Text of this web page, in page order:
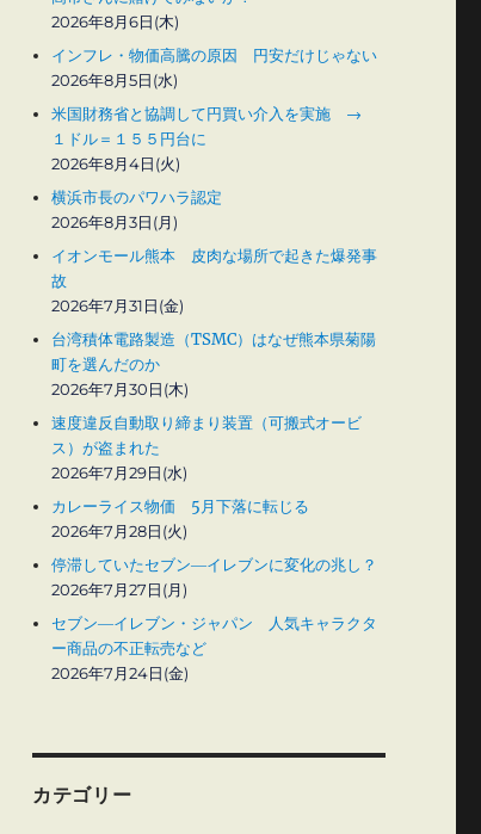
2026年8月6日(木)
インフレ・物価高騰の原因 円安だけじゃない
2026年8月5日(水)
米国財務省と協調して円買い介入を実施 →
１ドル＝１５５円台に
2026年8月4日(火)
横浜市長のパワハラ認定
2026年8月3日(月)
イオンモール熊本 皮肉な場所で起きた爆発事
故
2026年7月31日(金)
台湾積体電路製造（TSMC）はなぜ熊本県菊陽
町を選んだのか
2026年7月30日(木)
速度違反自動取り締まり装置（可搬式オービ
ス）が盗まれた
2026年7月29日(水)
カレーライス物価 5月下落に転じる
2026年7月28日(火)
停滞していたセブン―イレブンに変化の兆し？
2026年7月27日(月)
セブン―イレブン・ジャパン 人気キャラクタ
ー商品の不正転売など
2026年7月24日(金)
カテゴリー